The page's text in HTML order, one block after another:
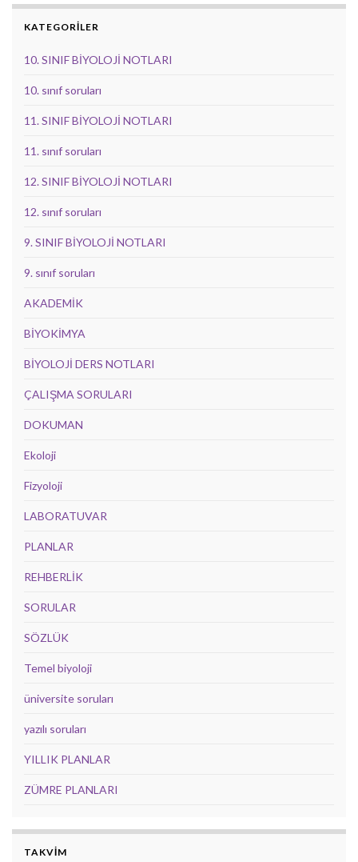
KATEGORİLER
10. SINIF BİYOLOJİ NOTLARI
10. sınıf soruları
11. SINIF BİYOLOJİ NOTLARI
11. sınıf soruları
12. SINIF BİYOLOJİ NOTLARI
12. sınıf soruları
9. SINIF BİYOLOJİ NOTLARI
9. sınıf soruları
AKADEMİK
BİYOKİMYA
BİYOLOJİ DERS NOTLARI
ÇALIŞMA SORULARI
DOKUMAN
Ekoloji
Fizyoloji
LABORATUVAR
PLANLAR
REHBERLİK
SORULAR
SÖZLÜK
Temel biyoloji
üniversite soruları
yazılı soruları
YILLIK PLANLAR
ZÜMRE PLANLARI
TAKVİM